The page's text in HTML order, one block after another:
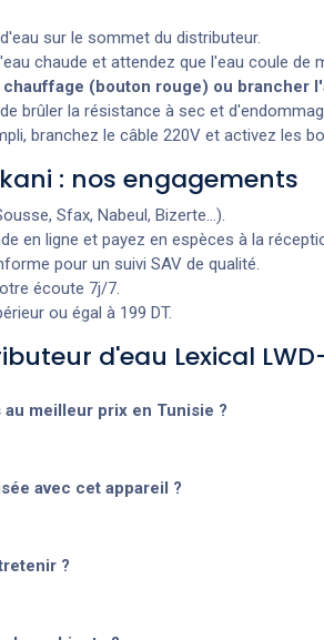
sur le sommet du distributeur.
chaude et attendez que l'eau coule de
(bouton rouge) ou brancher
brûler la résistance à sec et
branchez le câble 220V et activez les
: nos engagements
Sfax, Nabeul, Bizerte...).
en ligne et payez en espèces à la
pour un suivi SAV de qualité.
écoute 7j/7.
ou égal à 199 DT.
d'eau Lexical
meilleur prix en Tunisie ?
avec cet appareil ?
?